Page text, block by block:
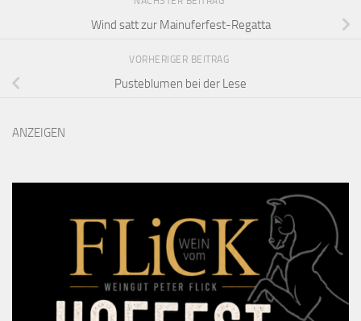
Wind satt zur Mainuferfest-Regatta
VORHERIGER BEITRAG
Pusteblumen bei der Lese
ANZEIGEN